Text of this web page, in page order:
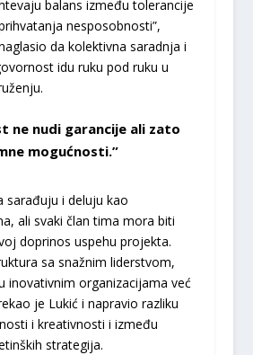
balans između tolerancije
nesposobnosti”,
da kolektivna saradnja i
idu ruku pod ruku u
ne nudi garancije ali zato
mogućnosti.”
sarađuju i deluju kao
ali svaki član tima mora biti
doprinos uspehu projekta.
sa snažnim liderstvom,
inovativnim organizacijama već
je Lukić i napravio razliku
i kreativnosti i između
strategija.